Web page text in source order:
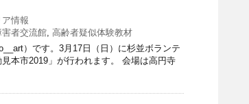
情報
者交流館, 高齢者疑似体験教材
）です。3月17日（日）に杉並ボランテ
本市2019」が行われます。 会場は高円寺